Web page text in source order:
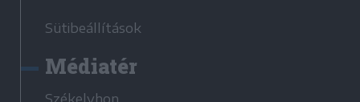
Sütibeállítások
Médiatér
Székelyhon